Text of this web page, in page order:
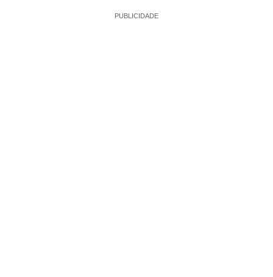
PUBLICIDADE